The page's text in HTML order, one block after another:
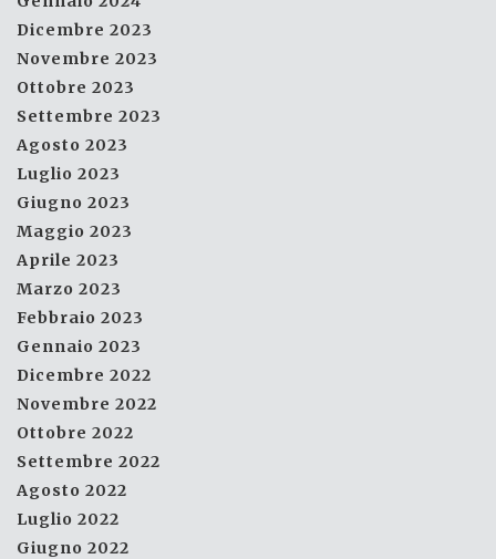
Dicembre 2023
Novembre 2023
Ottobre 2023
Settembre 2023
Agosto 2023
Luglio 2023
Giugno 2023
Maggio 2023
Aprile 2023
Marzo 2023
Febbraio 2023
Gennaio 2023
Dicembre 2022
Novembre 2022
Ottobre 2022
Settembre 2022
Agosto 2022
Luglio 2022
Giugno 2022